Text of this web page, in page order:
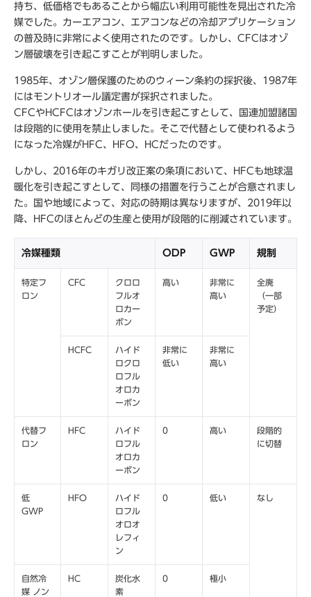
持ち、低価格でもあることから幅広い利用可能性を見出された冷
媒でした。カーエアコン、エアコンなどの冷却アプリケーション
の普及時に非常によく使用されたのです。しかし、CFCはオゾ
ン層破壊を引き起こすことが判明しました。
1985年、オゾン層保護のためのウィーン条約の採択後、1987年
にはモントリオール議定書が採択されました。
CFCやHCFCはオゾンホールを引き起こすとして、国連加盟諸国
は段階的に使用を禁止しました。そこで代替として使われるよう
になった冷媒がHFC、HFO、HCだったのです。
しかし、2016年のキガリ改正案の条項において、HFCも地球温
暖化を引き起こすとして、同様の措置を行うことが合意されまし
た。国や地域によって、対応の時期は異なりますが、2019年以
降、HFCのほとんどの生産と使用が段階的に削減されています。
冷媒種類 ODP GWP 規制
特定フ
ロン
CFC
クロロ
フルオ
ロカー
ボン
高い
非常に
高い
全廃
（一部
予定）
HCFC
ハイド
ロクロ
ロフル
オロカ
ーボン
非常に
低い
非常に
高い
代替フ
ロン
HFC
ハイド
ロフル
オロカ
ーボン
0 高い
段階的
に切替
低
GWP
HFO
ハイド
ロフル
オロオ
レフィ
ン
0 低い なし
自然冷
媒 ノン
HC
炭化水
素
0 極小